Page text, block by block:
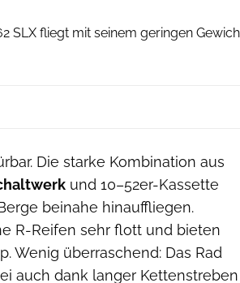
SLX fliegt mit seinem geringen
Die starke Kombination aus
und 10–52er-Kassette
beinahe hinauffliegen.
R-Reifen sehr flott und bieten
Wenig überraschend: Das Rad
auch dank langer Kettenstreben